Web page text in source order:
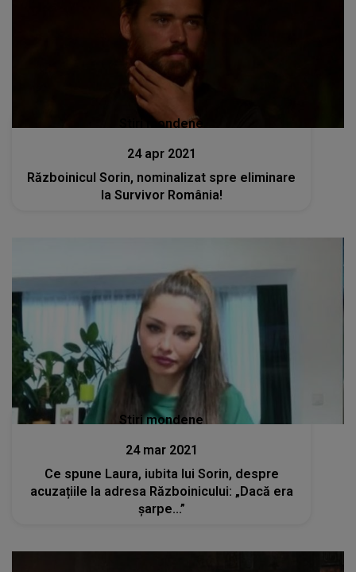
Stiri mondene
24 apr 2021
Războinicul Sorin, nominalizat spre eliminare
la Survivor România!
Stiri mondene
24 mar 2021
Ce spune Laura, iubita lui Sorin, despre
acuzațiile la adresa Războinicului: „Dacă era
șarpe...”